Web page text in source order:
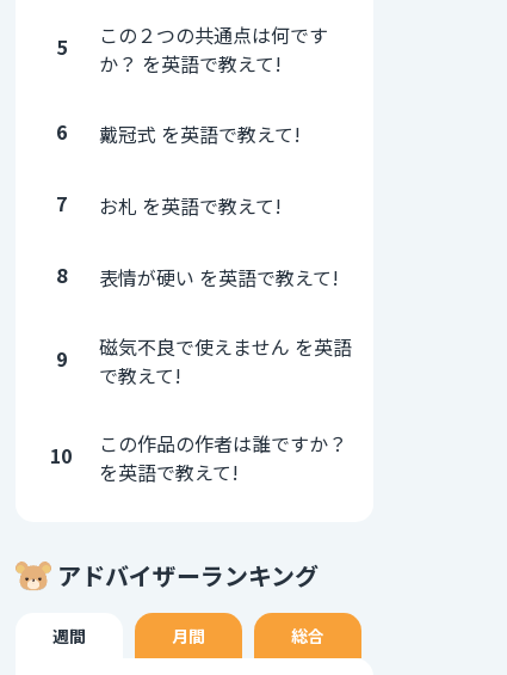
5
この２つの共通点は何です
か？ を英語で教えて!
6 戴冠式 を英語で教えて!
7 お札 を英語で教えて!
8 表情が硬い を英語で教えて!
9
磁気不良で使えません を英語
で教えて!
10
この作品の作者は誰ですか？
を英語で教えて!
アドバイザーランキング
週間 月間 総合